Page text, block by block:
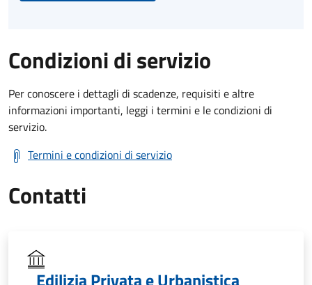
Condizioni di servizio
Per conoscere i dettagli di scadenze, requisiti e altre
informazioni importanti, leggi i termini e le condizioni di
servizio.
Termini e condizioni di servizio
Contatti
Edilizia Privata e Urbanistica